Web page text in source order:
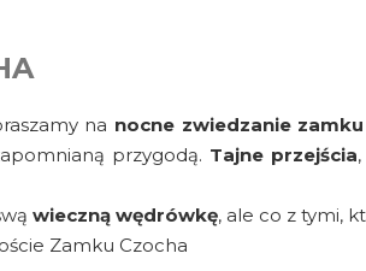
na nocne zwiedzanie
przygodą. Tajne przejścia,
wieczną wędrówkę, ale co z tymi,
Zamku Czocha